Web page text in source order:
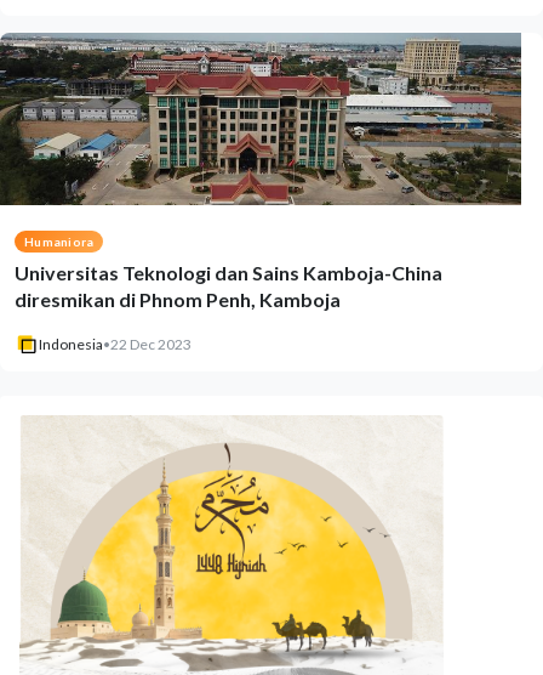
Humaniora
Universitas Teknologi dan Sains Kamboja-China
diresmikan di Phnom Penh, Kamboja
Indonesia•22 Dec 2023